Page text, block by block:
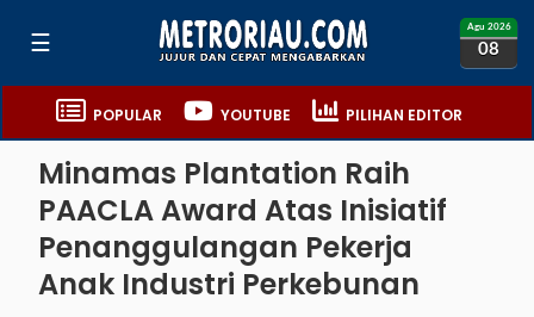
☰
Agu 2026
08
POPULAR YOUTUBE PILIHAN EDITOR
Minamas Plantation Raih
PAACLA Award Atas Inisiatif
Penanggulangan Pekerja
Anak Industri Perkebunan